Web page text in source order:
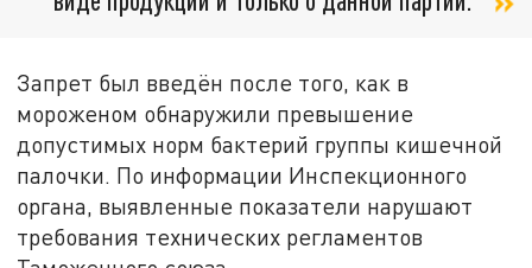
Запрет был введён после того, как в
мороженом обнаружили превышение
допустимых норм бактерий группы кишечной
палочки. По информации Инспекционного
органа, выявленные показатели нарушают
требования технических регламентов